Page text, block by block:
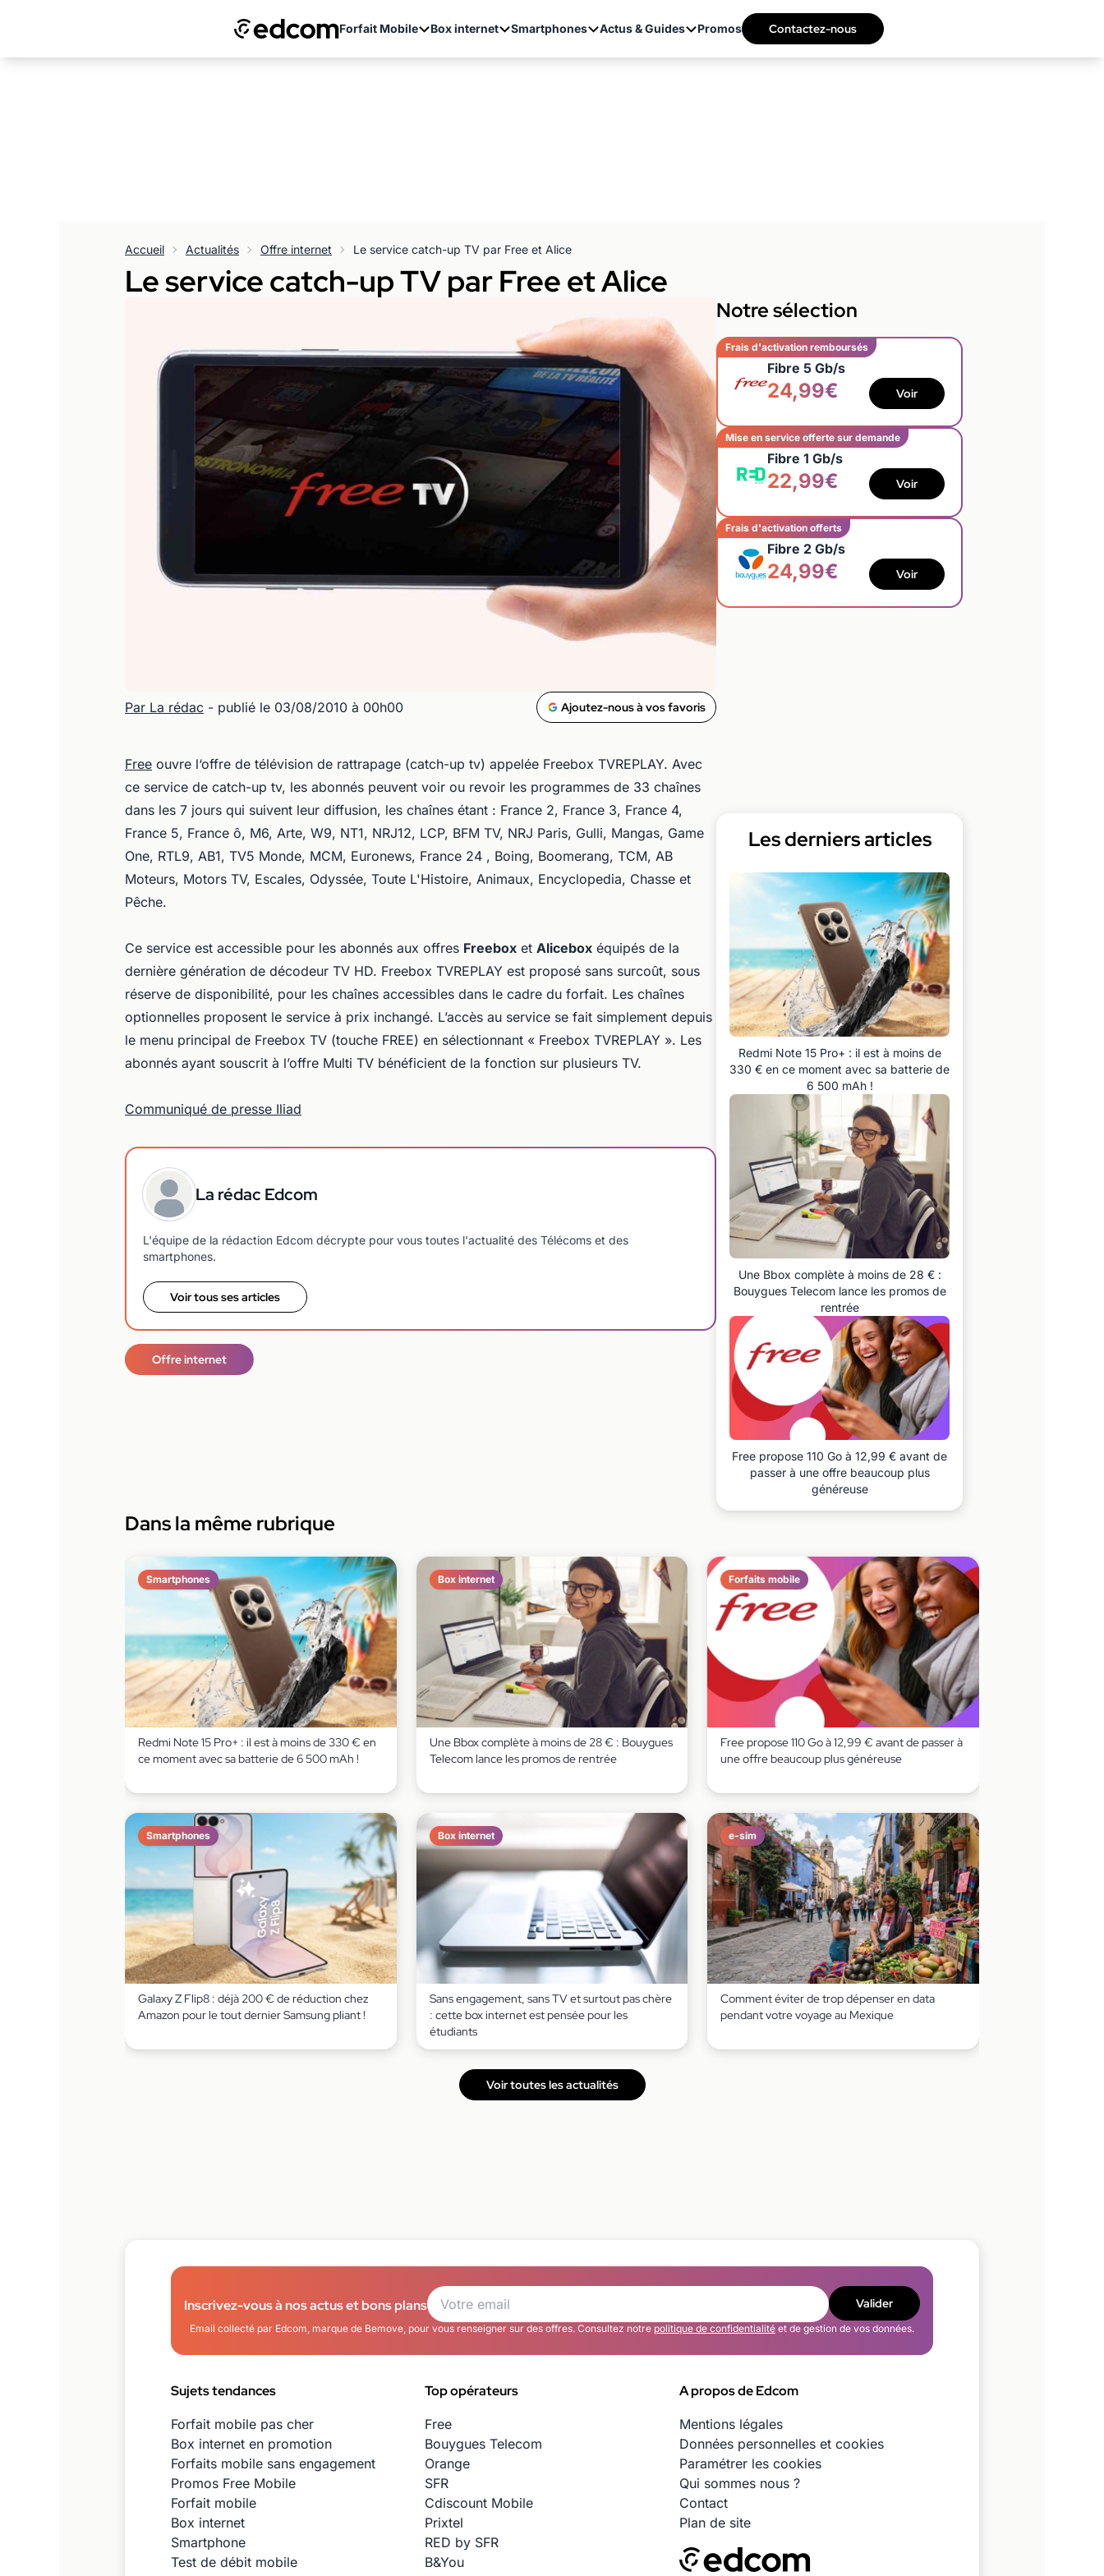
Forfait Mobile Box internet Smartphones Actus & Guides Promos Contactez-nous
Accueil Actualités Offre internet Le service catch-up TV par Free et Alice
Le service catch-up TV par Free et Alice
Par La rédac - publié le 03/08/2010 à 00h00 Ajoutez-nous à vos favoris
Free ouvre l‘offre de télévision de rattrapage (catch-up tv) appelée Freebox TVREPLAY. Avec
ce service de catch-up tv, les abonnés peuvent voir ou revoir les programmes de 33 chaînes
dans les 7 jours qui suivent leur diffusion, les chaînes étant : France 2, France 3, France 4,
France 5, France ô, M6, Arte, W9, NT1, NRJ12, LCP, BFM TV, NRJ Paris, Gulli, Mangas, Game
One, RTL9, AB1, TV5 Monde, MCM, Euronews, France 24 , Boing, Boomerang, TCM, AB
Moteurs, Motors TV, Escales, Odyssée, Toute L'Histoire, Animaux, Encyclopedia, Chasse et
Pêche.
Ce service est accessible pour les abonnés aux offres Freebox et Alicebox équipés de la
dernière génération de décodeur TV HD. Freebox TVREPLAY est proposé sans surcoût, sous
réserve de disponibilité, pour les chaînes accessibles dans le cadre du forfait. Les chaînes
optionnelles proposent le service à prix inchangé. L’accès au service se fait simplement depuis
le menu principal de Freebox TV (touche FREE) en sélectionnant « Freebox TVREPLAY ». Les
abonnés ayant souscrit à l’offre Multi TV bénéficient de la fonction sur plusieurs TV.
Communiqué de presse Iliad
La rédac Edcom
L'équipe de la rédaction Edcom décrypte pour vous toutes l'actualité des Télécoms et des
smartphones.
Voir tous ses articles
Offre internet
Notre sélection
Frais d'activation remboursés
Fibre 5 Gb/s
24,99€ Voir
Mise en service offerte sur demande
Fibre 1 Gb/s
22,99€ Voir
Frais d'activation offerts
Fibre 2 Gb/s
24,99€ Voir
Les derniers articles
Redmi Note 15 Pro+ : il est à moins de
330 € en ce moment avec sa batterie de
6 500 mAh !
Une Bbox complète à moins de 28 € :
Bouygues Telecom lance les promos de
rentrée
Free propose 110 Go à 12,99 € avant de
passer à une offre beaucoup plus
généreuse
Dans la même rubrique
Smartphones
Redmi Note 15 Pro+ : il est à moins de 330 € en
ce moment avec sa batterie de 6 500 mAh !
Box internet
Une Bbox complète à moins de 28 € : Bouygues
Telecom lance les promos de rentrée
Forfaits mobile
Free propose 110 Go à 12,99 € avant de passer à
une offre beaucoup plus généreuse
Smartphones
Galaxy Z Flip8 : déjà 200 € de réduction chez
Amazon pour le tout dernier Samsung pliant !
Box internet
Sans engagement, sans TV et surtout pas chère
: cette box internet est pensée pour les
étudiants
e-sim
Comment éviter de trop dépenser en data
pendant votre voyage au Mexique
Voir toutes les actualités
Inscrivez-vous à nos actus et bons plans Valider
Email collecté par Edcom, marque de Bemove, pour vous renseigner sur des offres. Consultez notre politique de confidentialité et de gestion de vos données.
Sujets tendances
Forfait mobile pas cher
Box internet en promotion
Forfaits mobile sans engagement
Promos Free Mobile
Forfait mobile
Box internet
Smartphone
Test de débit mobile
Top opérateurs
Free
Bouygues Telecom
Orange
SFR
Cdiscount Mobile
Prixtel
RED by SFR
B&You
A propos de Edcom
Mentions légales
Données personnelles et cookies
Paramétrer les cookies
Qui sommes nous ?
Contact
Plan de site